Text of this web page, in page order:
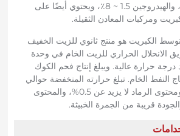
على 90 ~ 97٪ كربون، والهيدروجين 1.5 ~ 8٪، ويحتوي أيضًا على
ومركبات المعادن الثقيلة.
​​الكبريت هو منتج ثانوي للزيت الخفيف
الانحلال الحراري للزيت الخام في وحدة
حرارة عالية. ويبلغ إنتاج فحم الكوك
من إنتاج النفط الخام. تبلغ حرارته المنخفضة حوالي
1.5-2 مرة من الفحم، ومحتوى الرماد لا يزيد عن 0.5%، والمحتوى